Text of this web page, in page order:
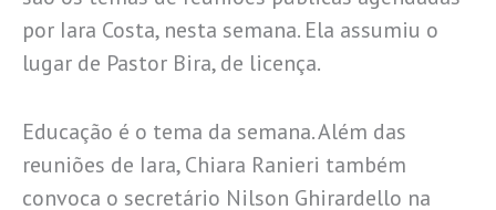
por Iara Costa, nesta semana. Ela assumiu o
lugar de Pastor Bira, de licença.
Educação é o tema da semana. Além das
reuniões de Iara, Chiara Ranieri também
convoca o secretário Nilson Ghirardello na